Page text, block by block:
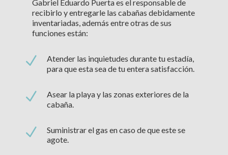
Gabriel Eduardo Puerta es el responsable de
recibirlo y entregarle las cabañas debidamente
inventariadas, además entre otras de sus
funciones están:
N
Atender las inquietudes durante tu estadía,
para que esta sea de tu entera satisfacción.
N
Asear la playa y las zonas exteriores de la
cabaña.
N
Suministrar el gas en caso de que este se
agote.